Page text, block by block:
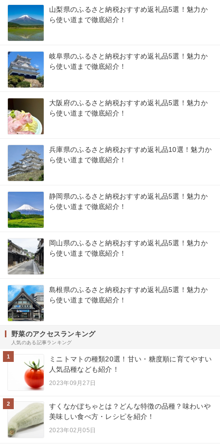
山梨県のふるさと納税おすすめ返礼品5選！魅力か
ら使い道まで徹底紹介！
岐阜県のふるさと納税おすすめ返礼品5選！魅力か
ら使い道まで徹底紹介！
大阪府のふるさと納税おすすめ返礼品5選！魅力か
ら使い道まで徹底紹介！
兵庫県のふるさと納税おすすめ返礼品10選！魅力か
ら使い道まで徹底紹介！
静岡県のふるさと納税おすすめ返礼品5選！魅力か
ら使い道まで徹底紹介！
岡山県のふるさと納税おすすめ返礼品5選！魅力か
ら使い道まで徹底紹介！
島根県のふるさと納税おすすめ返礼品5選！魅力か
ら使い道まで徹底紹介！
野菜のアクセスランキング
人気のある記事ランキング
1
ミニトマトの種類20選！甘い・糖度順に育てやすい
人気品種なども紹介！
2023年09月27日
2
すくなかぼちゃとは？どんな特徴の品種？味わいや
美味しい食べ方・レシピを紹介！
2023年02月05日